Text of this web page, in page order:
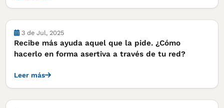
Notas
3 de Jul, 2025
Recibe más ayuda aquel que la pide. ¿Cómo
hacerlo en forma asertiva a través de tu red?
Leer más